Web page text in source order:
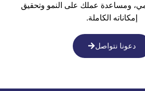
ومساعدة عملك على النمو وتحقيق
إمكاناته الكاملة.
دعونا نتواصل